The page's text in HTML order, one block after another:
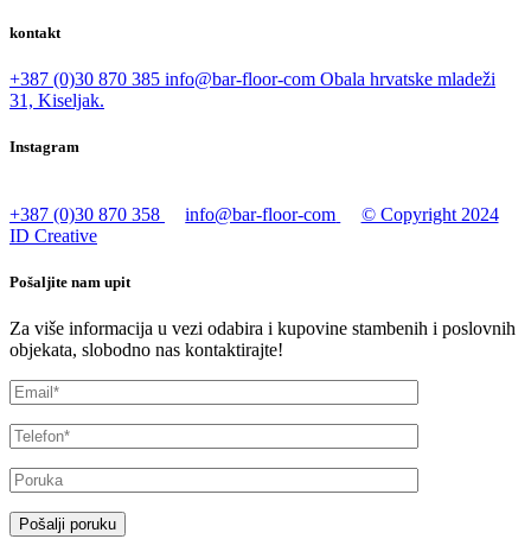
kontakt
+387 (0)30 870 385 info@bar-floor-com Obala hrvatske mladeži
31, Kiseljak.
Instagram
+387 (0)30 870 358 info@bar-floor-com
© Copyright 2024
ID Creative
Pošaljite nam upit
Za više informacija u vezi odabira i kupovine stambenih i poslovnih
objekata, slobodno nas kontaktirajte!
Pošalji poruku